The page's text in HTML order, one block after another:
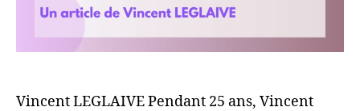
Vincent LEGLAIVE Pendant 25 ans, Vincent